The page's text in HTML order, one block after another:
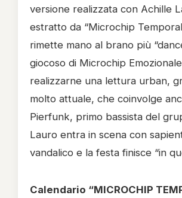
versione realizzata con Achille
estratto da “Microchip
rimette mano al brano più
giocoso di Microchip
realizzarne una lettura urban,
molto attuale, che coinvolge
Pierfunk, primo bassista del
Lauro entra in scena con
vandalico e la festa finisce “in
Calendario “MICROCHIP